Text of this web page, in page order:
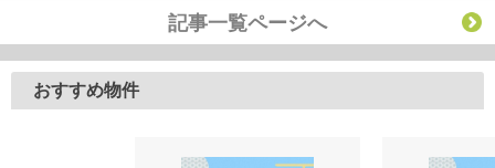
記事一覧ページへ
おすすめ物件